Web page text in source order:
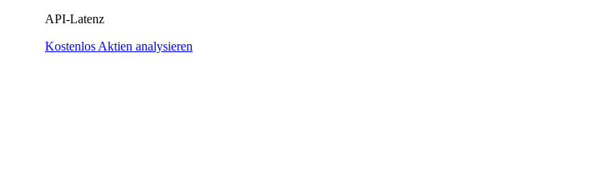
API-Latenz
Kostenlos Aktien analysieren